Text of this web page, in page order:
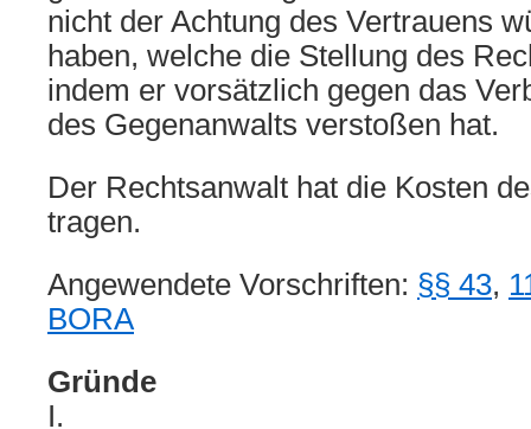
nicht der Achtung des Vertrauens
haben, welche die Stellung des
indem er vorsätzlich gegen das
des Gegenanwalts verstoßen hat.
Der Rechtsanwalt hat die Kosten
tragen.
Angewendete Vorschriften: §§ 43,
BORA
Gründe
I.